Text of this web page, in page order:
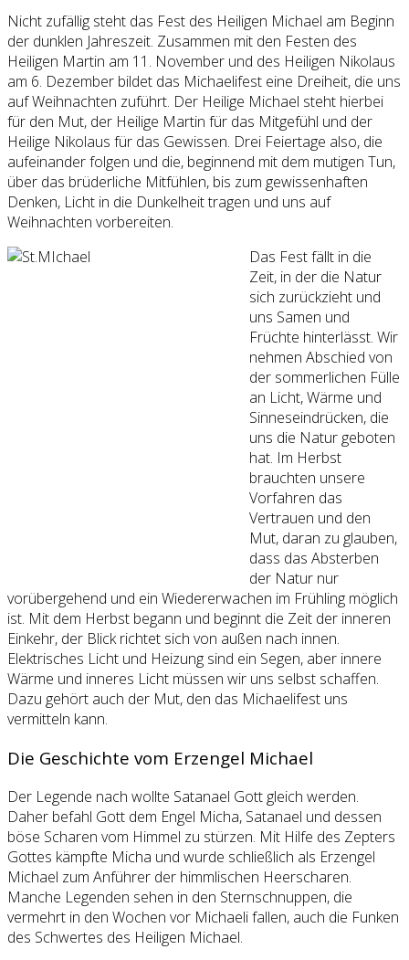
Nicht zufällig steht das Fest des Heiligen Michael am Beginn
der dunklen Jahreszeit. Zusammen mit den Festen des
Heiligen Martin am 11. November und des Heiligen Nikolaus
am 6. Dezember bildet das Michaelifest eine Dreiheit, die uns
auf Weihnachten zuführt. Der Heilige Michael steht hierbei
für den Mut, der Heilige Martin für das Mitgefühl und der
Heilige Nikolaus für das Gewissen. Drei Feiertage also, die
aufeinander folgen und die, beginnend mit dem mutigen Tun,
über das brüderliche Mitfühlen, bis zum gewissenhaften
Denken, Licht in die Dunkelheit tragen und uns auf
Weihnachten vorbereiten.
Das Fest fällt in die
Zeit, in der die Natur
sich zurückzieht und
uns Samen und
Früchte hinterlässt. Wir
nehmen Abschied von
der sommerlichen Fülle
an Licht, Wärme und
Sinneseindrücken, die
uns die Natur geboten
hat. Im Herbst
brauchten unsere
Vorfahren das
Vertrauen und den
Mut, daran zu glauben,
dass das Absterben
der Natur nur
vorübergehend und ein Wiedererwachen im Frühling möglich
ist. Mit dem Herbst begann und beginnt die Zeit der inneren
Einkehr, der Blick richtet sich von außen nach innen.
Elektrisches Licht und Heizung sind ein Segen, aber innere
Wärme und inneres Licht müssen wir uns selbst schaffen.
Dazu gehört auch der Mut, den das Michaelifest uns
vermitteln kann.
Die Geschichte vom Erzengel Michael
Der Legende nach wollte Satanael Gott gleich werden.
Daher befahl Gott dem Engel Micha, Satanael und dessen
böse Scharen vom Himmel zu stürzen. Mit Hilfe des Zepters
Gottes kämpfte Micha und wurde schließlich als Erzengel
Michael zum Anführer der himmlischen Heerscharen.
Manche Legenden sehen in den Sternschnuppen, die
vermehrt in den Wochen vor Michaeli fallen, auch die Funken
des Schwertes des Heiligen Michael.